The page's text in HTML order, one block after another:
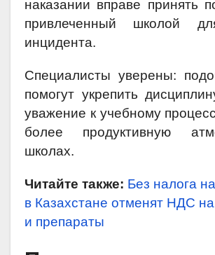
наказании вправе принять
привлеченный школой
инцидента.
Специалисты уверены:
помогут укрепить
уважение к учебному
более продуктивную
школах.
Читайте также: Без налога
в Казахстане отменят НДС
и препараты